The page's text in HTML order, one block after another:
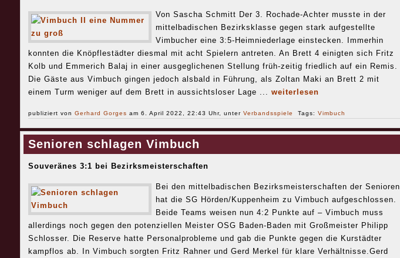
Von Sascha Schmitt Der 3. Rochade-Achter musste in der
mittelbadischen Bezirksklasse gegen stark aufgestellte
Vimbucher eine 3:5-Heimniederlage einstecken. Immerhin
konnten die Knöpflestädter diesmal mit acht Spielern antreten. An Brett 4 einigten sich Fritz
Kolb und Emmerich Balaj in einer ausgeglichenen Stellung früh-zeitig friedlich auf ein Remis.
Die Gäste aus Vimbuch gingen jedoch alsbald in Führung, als Zoltan Maki an Brett 2 mit
einem Turm weniger auf dem Brett in aussichtsloser Lage ... weiterlesen
publiziert von Gerhard Gorges am 6. April 2022, 22:43 Uhr, unter Verbandsspiele Tags: Vimbuch
Senioren schlagen Vimbuch
Souveränes 3:1 bei Bezirksmeisterschaften
Bei den mittelbadischen Bezirksmeisterschaften der Senioren
hat die SG Hörden/Kuppenheim zu Vimbuch aufgeschlossen.
Beide Teams weisen nun 4:2 Punkte auf – Vimbuch muss
allerdings noch gegen den potenziellen Meister OSG Baden-Baden mit Großmeister Philipp
Schlosser. Die Reserve hatte Personalprobleme und gab die Punkte gegen die Kurstädter
kampflos ab. In Vimbuch sorgten Fritz Rahner und Gerd Merkel für klare Verhältnisse.Gerd